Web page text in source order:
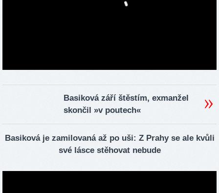
Basiková září štěstím, exmanžel
skončil »v poutech«
Basiková je zamilovaná až po uši: Z Prahy se ale kvůli
své lásce stěhovat nebude